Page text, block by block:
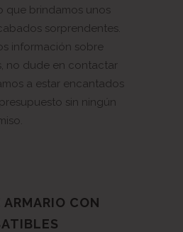
que brindamos unos
sorprendentes.
información sobre
no dude en contactar
a estar encantados
sin ningún
ARMARIO CON